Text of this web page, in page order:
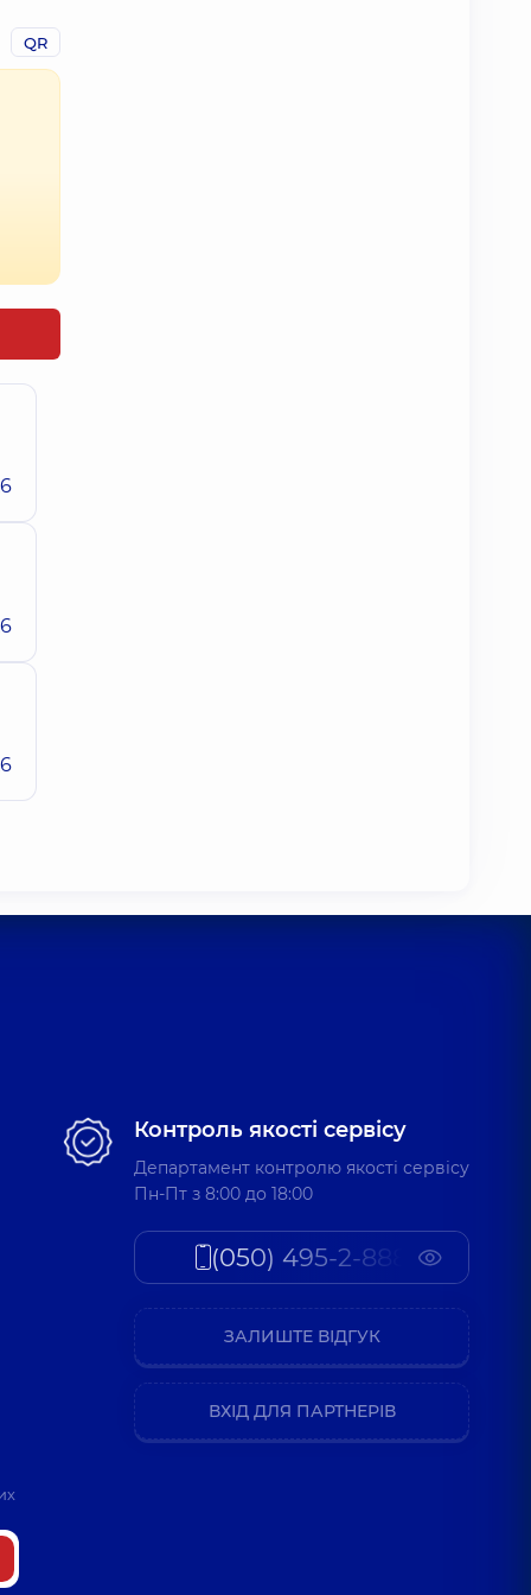
QR
Контроль якості сервісу
Департамент контролю якості сервісу
Пн-Пт з 8:00 до 18:00
(050) 495-2-888
ЗАЛИШТЕ ВІДГУК
ВХІД ДЛЯ ПАРТНЕРІВ